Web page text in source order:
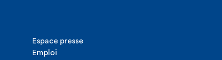
Espace presse
Emploi